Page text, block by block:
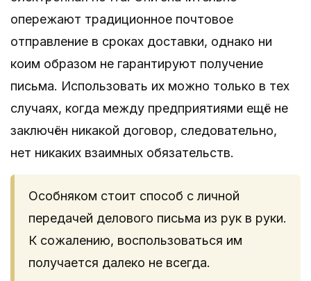
опережают традиционное почтовое
отправление в сроках доставки, однако ни
коим образом не гарантируют получение
письма. Использовать их можно только в тех
случаях, когда между предприятиями ещё не
заключён никакой договор, следовательно,
нет никаких взаимных обязательств.
Особняком стоит способ с личной
передачей делового письма из рук в руки.
К сожалению, воспользоваться им
получается далеко не всегда.